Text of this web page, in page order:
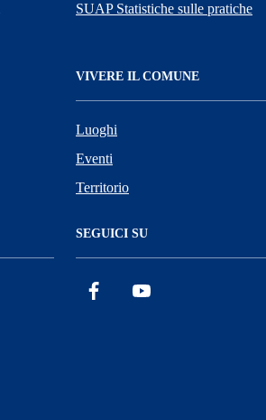
SUAP Statistiche sulle pratiche
VIVERE IL COMUNE
Luoghi
Eventi
Territorio
SEGUICI SU
Facebook